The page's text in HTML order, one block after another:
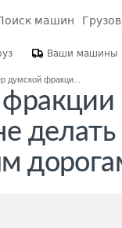
машин
Ваши машины
думской фракци...